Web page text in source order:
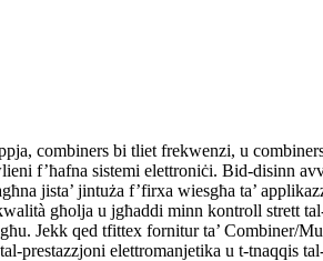
combiners bi tliet frekwenzi, u
f’ħafna sistemi elettroniċi. Bid-disinn
jista’ jintuża f’firxa wiesgħa ta’
għolja u jgħaddi minn kontroll strett
Jekk qed tfittex fornitur ta’ Combiner/
prestazzjoni elettromanjetika u t-tnaqqis